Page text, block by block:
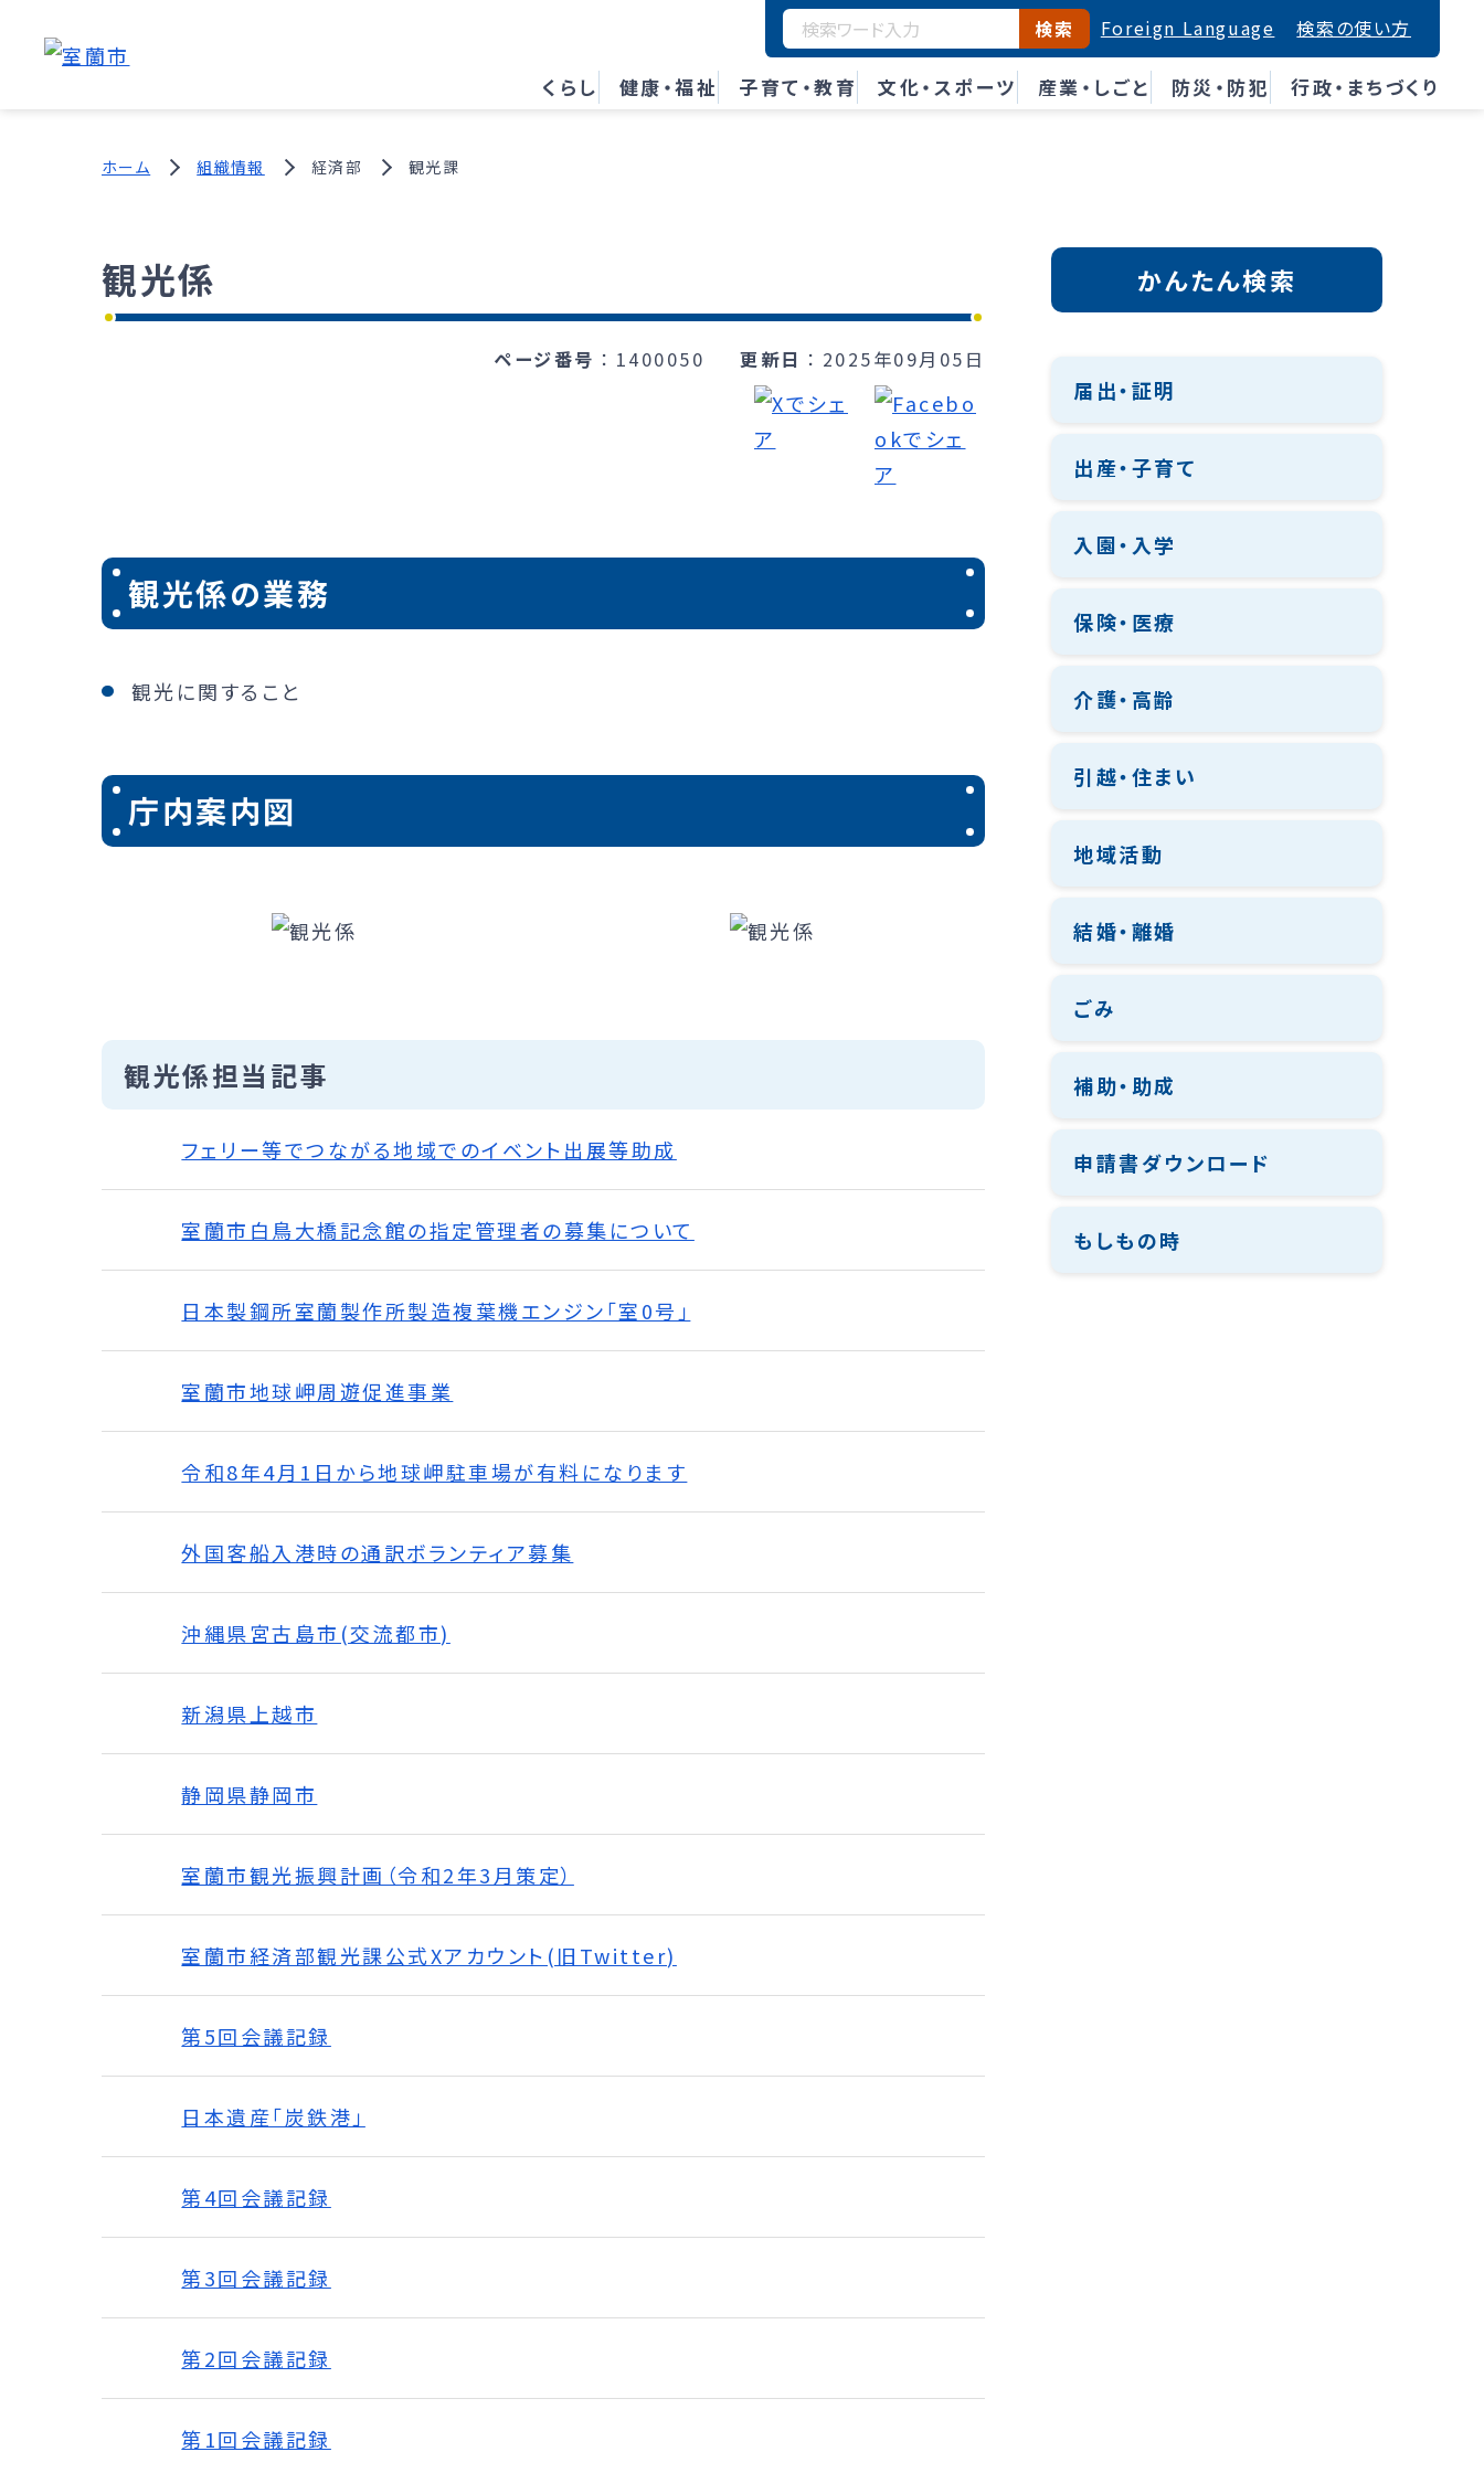
くらし 健康・福祉 子育て・教育 文化・スポーツ 産業・しごと 防災・防犯 行政・まちづくり
検索 Foreign Language 検索の使い方
ホーム 組織情報 経済部 観光課
観光係
ページ番号 1400050 更新日 2025年09月05日
観光係の業務
観光に関すること
庁内案内図
観光係担当記事
フェリー等でつながる地域でのイベント出展等助成
室蘭市白鳥大橋記念館の指定管理者の募集について
日本製鋼所室蘭製作所製造複葉機エンジン「室0号」
室蘭市地球岬周遊促進事業
令和8年4月1日から地球岬駐車場が有料になります
外国客船入港時の通訳ボランティア募集
沖縄県宮古島市(交流都市)
新潟県上越市
静岡県静岡市
室蘭市観光振興計画（令和2年3月策定）
室蘭市経済部観光課公式Xアカウント(旧Twitter)
第5回会議記録
日本遺産「炭鉄港」
第4回会議記録
第3回会議記録
第2回会議記録
第1回会議記録
かんたん検索
届出・証明
出産・子育て
入園・入学
保険・医療
介護・高齢
引越・住まい
地域活動
結婚・離婚
ごみ
補助・助成
申請書ダウンロード
もしもの時